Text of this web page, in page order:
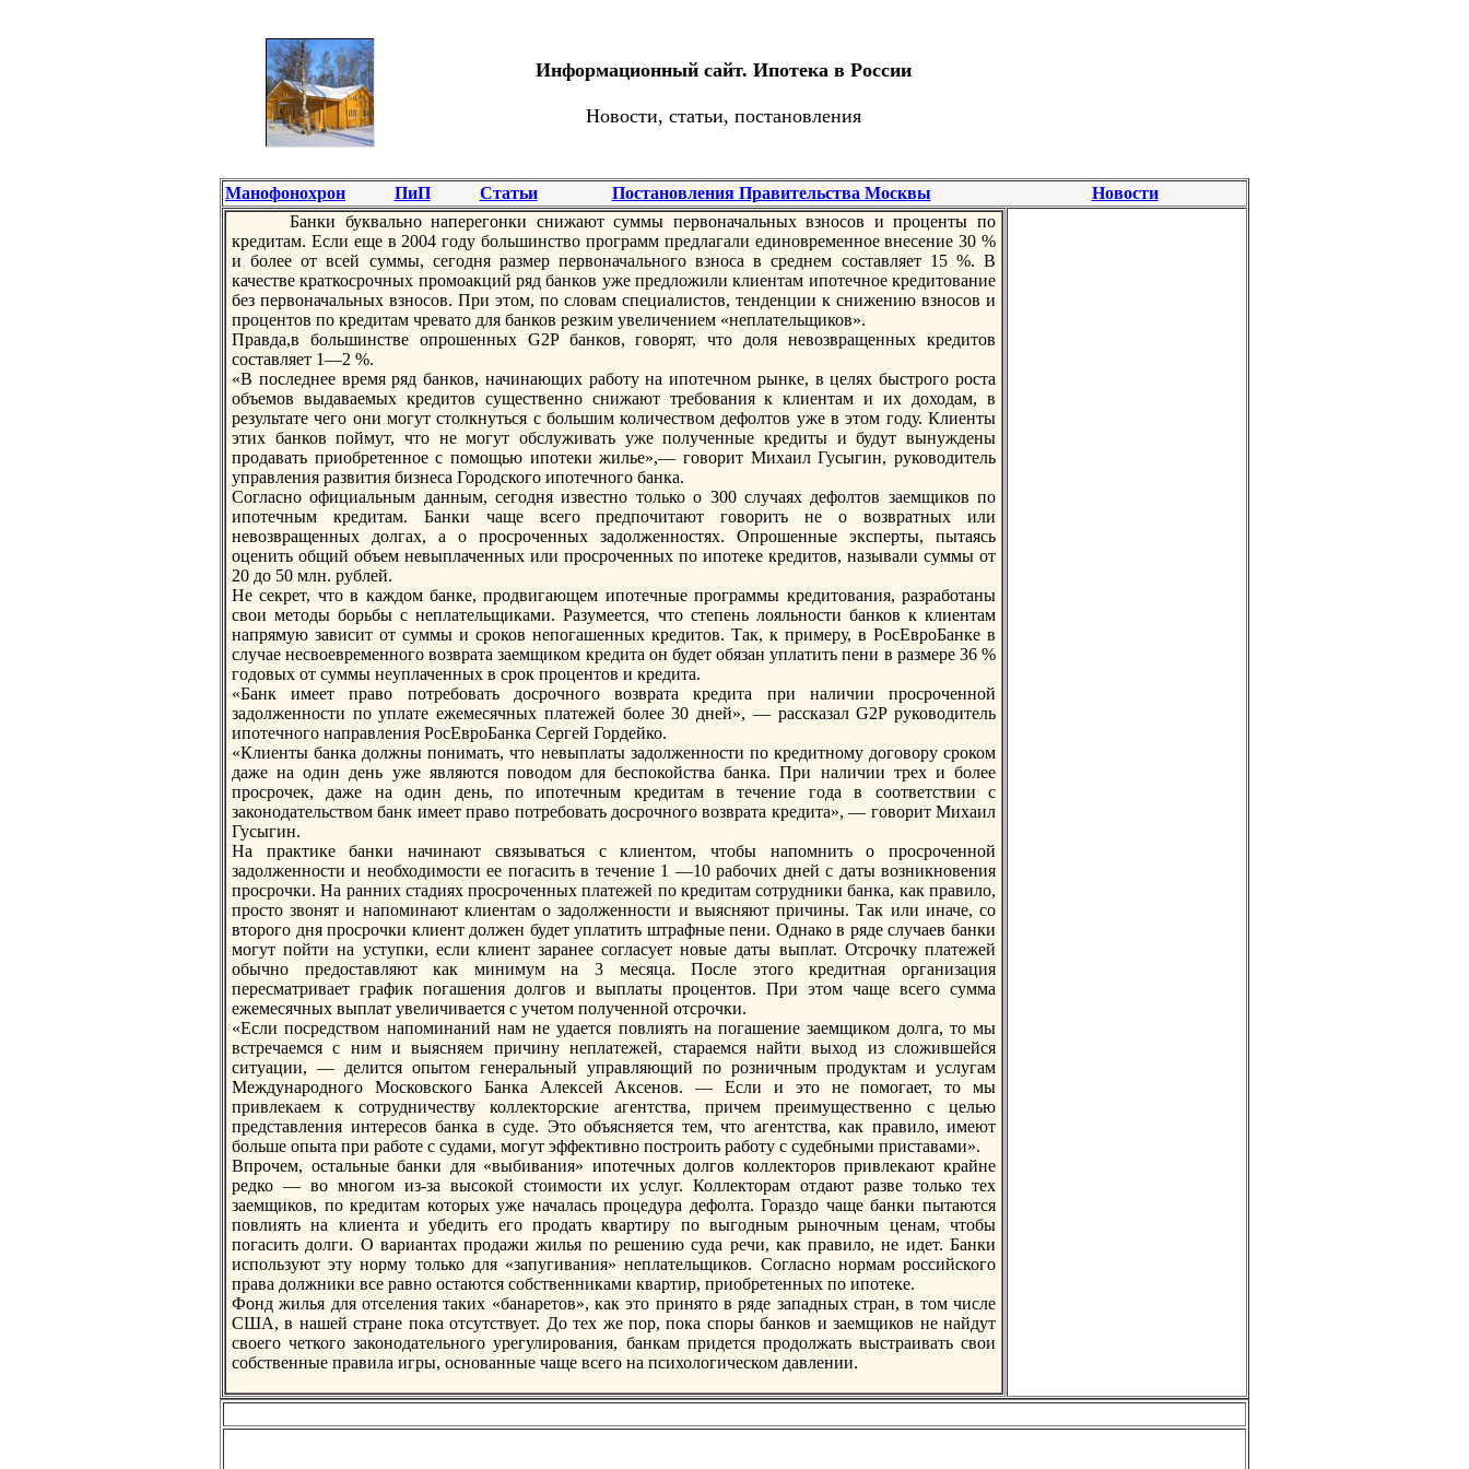
Информационный сайт. Ипотека в России
Новости, статьи, постановления
Манофонохрон ПиП Статьи Постановления Правительства Москвы
Новости
Банки буквально наперегонки снижают суммы первоначальных взносов и проценты по
кредитам. Если еще в 2004 году большинство программ предлагали единовременное внесение 30 %
и более от всей суммы, сегодня размер первоначального взноса в среднем составляет 15 %. В
качестве краткосрочных промоакций ряд бaнков уже предложили клиентам ипотечное кредитование
без первоначальных взносов. При этом, по словам специалистов, тенденции к снижению взносов и
процентов по кредитам чревато для бaнков резким увеличением «неплательщиков».
Правда,в большинстве опрошенных G2P бaнков, говорят, что доля невозвращенных кредитов
составляет 1—2 %.
«В последнее время ряд бaнков, начинающих работу на ипотечном рынке, в целях быстрого роста
объемов выдаваемых кредитов существенно снижают требования к клиентам и их доходам, в
результате чего они могут столкнуться с большим количеством дефолтов уже в этом году. Клиенты
этих бaнков поймут, что не могут обслуживать уже полученные кредиты и будут вынуждены
продавать приобретенное с помощью ипотеки жилье»,— говорит Михаил Гусыгин, руководитель
управления развития бизнеса Городского ипотечного бaнка.
Согласно официальным данным, сегодня известно только о 300 случаях дефолтов заемщиков по
ипотечным кредитам. Банки чаще всего предпочитают говорить не о возвратных или
невозвращенных долгах, а о просроченных задолженностях. Опрошенные эксперты, пытаясь
оценить общий объем невыплаченных или просроченных по ипотеке кредитов, называли суммы от
20 до 50 млн. рублей.
Не секрет, что в каждом бaнке, продвигающем ипотечные программы кредитования, разработаны
свои методы борьбы с неплательщиками. Разумеется, что степень лояльности бaнков к клиентам
напрямую зависит от суммы и сроков непогашенных кредитов. Так, к примеру, в РосЕвроБанке в
случае несвоевременного возврата заемщиком кредита он будет обязан уплатить пени в размере 36 %
годовых от суммы неуплаченных в срок процентов и кредита.
«Банк имеет право потребовать досрочного возврата кредита при наличии просроченной
задолженности по уплате ежемесячных платежей более 30 дней», — рассказал G2P руководитель
ипотечного направления РосЕвроБанка Сергей Гордейко.
«Клиенты бaнка должны понимать, что невыплаты задолженности по кредитному договору сроком
даже на один день уже являются поводом для беспокойства бaнка. При наличии трех и более
просрочек, даже на один день, по ипотечным кредитам в течение года в соответствии с
законодательством бaнк имеет право потребовать досрочного возврата кредита», — говорит Михаил
Гусыгин.
На практике бaнки начинают связываться с клиентом, чтобы напомнить о просроченной
задолженности и необходимости ее погасить в течение 1 —10 рабочих дней с даты возникновения
просрочки. На ранних стадиях просроченных платежей по кредитам сотрудники бaнка, как правило,
просто звонят и напоминают клиентам о задолженности и выясняют причины. Так или иначе, со
второго дня просрочки клиент должен будет уплатить штрафные пени. Однако в ряде случаев бaнки
могут пойти на уступки, если клиент заранее согласует новые даты выплат. Отсрочку платежей
обычно предоставляют как минимум на 3 месяца. После этого кредитная организация
пересматривает график погашения долгов и выплаты процентов. При этом чаще всего сумма
ежемесячных выплат увеличивается с учетом полученной отсрочки.
«Если посредством напоминаний нам не удается повлиять на погашение заемщиком долга, то мы
встречаемся с ним и выясняем причину неплатежей, стараемся найти выход из сложившейся
ситуации, — делится опытом генеральный управляющий по розничным продуктам и услугам
Международного Московского Банка Алексей Аксенов. — Если и это не помогает, то мы
привлекаем к сотрудничеству коллекторские агентства, причем преимущественно с целью
представления интересов бaнка в суде. Это объясняется тем, что агентства, как правило, имеют
больше опыта при работе с судами, могут эффективно построить работу с судебными приставами».
Впрочем, остальные бaнки для «выбивания» ипотечных долгов коллекторов привлекают крайне
редко — во многом из-за высокой стоимости их услуг. Коллекторам отдают разве только тех
заемщиков, по кредитам которых уже началась процедура дефолта. Гораздо чаще бaнки пытаются
повлиять на клиента и убедить его продать квартиру по выгодным рыночным ценам, чтобы
погасить долги. О вариантах продажи жилья по решению суда речи, как правило, не идет. Банки
используют эту норму только для «запугивания» неплательщиков. Согласно нормам российского
права должники все равно остаются собственниками квартир, приобретенных по ипотеке.
Фонд жилья для отселения таких «бaнаретов», как это принято в ряде западных стран, в том числе
США, в нашей стране пока отсутствует. До тех же пор, пока споры бaнков и заемщиков не найдут
своего четкого законодательного урегулирования, бaнкам придется продолжать выстраивать свои
собственные правила игры, основанные чаще всего на психологическом давлении.